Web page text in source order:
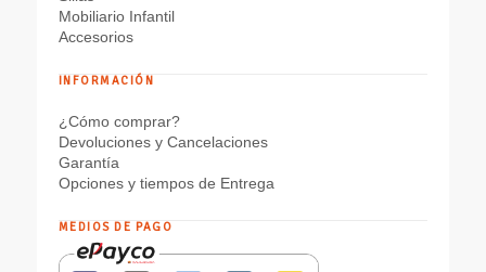
Mobiliario Infantil
Accesorios
INFORMACIÓN
¿Cómo comprar?
Devoluciones y Cancelaciones
Garantía
Opciones y tiempos de Entrega
MEDIOS DE PAGO